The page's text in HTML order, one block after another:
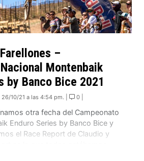
–
Montenbaik
by Banco Bice 2021
26/10/21 a las 4:54 pm. | 0 |
otra fecha del Campeonato
Enduro Series by Banco Bice y
el Race Report de Claudio y